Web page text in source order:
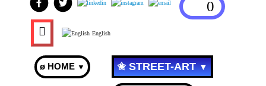
0
English
ø HOME ▼ ✬ STREET-ART▼